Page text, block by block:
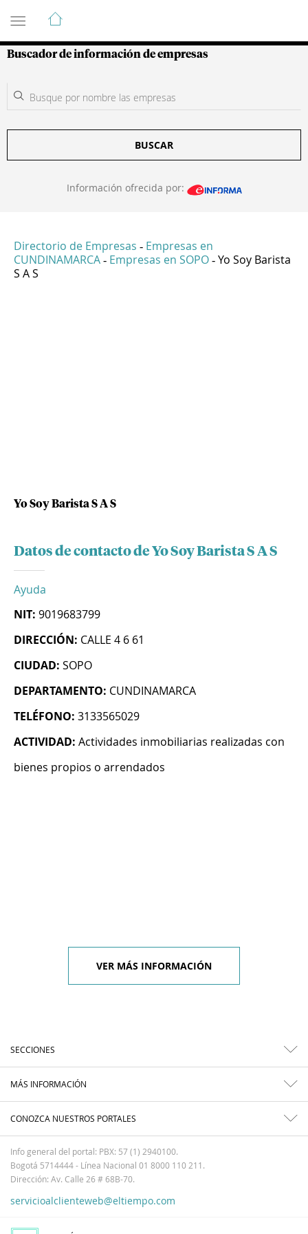
Guía de Empresas Colombianas
Buscador de información de empresas
BUSCAR
Información ofrecida por:
Directorio de Empresas - Empresas en
CUNDINAMARCA - Empresas en SOPO - Yo Soy Barista
S A S
Yo Soy Barista S A S
Datos de contacto de Yo Soy Barista S A S
Ayuda
NIT: 9019683799
DIRECCIÓN: CALLE 4 6 61
CIUDAD: SOPO
DEPARTAMENTO: CUNDINAMARCA
TELÉFONO: 3133565029
ACTIVIDAD: Actividades inmobiliarias realizadas con
bienes propios o arrendados
VER MÁS INFORMACIÓN
SECCIONES
MÁS INFORMACIÓN
CONOZCA NUESTROS PORTALES
Info general del portal: PBX: 57 (1) 2940100.
Bogotá 5714444 - Línea Nacional 01 8000 110 211.
Dirección: Av. Calle 26 # 68B-70.
servicioalclienteweb@eltiempo.com